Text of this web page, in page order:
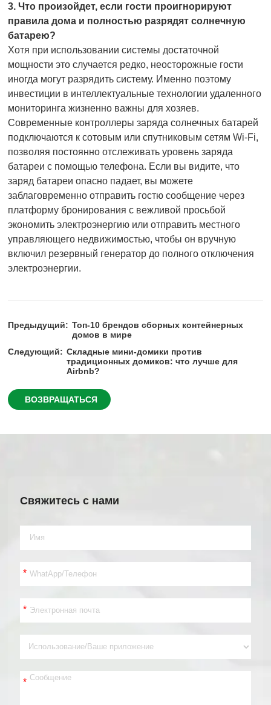
3. Что произойдет, если гости проигнорируют
правила дома и полностью разрядят солнечную
батарею?
Хотя при использовании системы достаточной
мощности это случается редко, неосторожные гости
иногда могут разрядить систему. Именно поэтому
инвестиции в интеллектуальные технологии удаленного
мониторинга жизненно важны для хозяев.
Современные контроллеры заряда солнечных батарей
подключаются к сотовым или спутниковым сетям Wi-Fi,
позволяя постоянно отслеживать уровень заряда
батареи с помощью телефона. Если вы видите, что
заряд батареи опасно падает, вы можете
заблаговременно отправить гостю сообщение через
платформу бронирования с вежливой просьбой
экономить электроэнергию или отправить местного
управляющего недвижимостью, чтобы он вручную
включил резервный генератор до полного отключения
электроэнергии.
Предыдущий: Топ-10 брендов сборных контейнерных
домов в мире
Следующий: Складные мини-домики против
традиционных домиков: что лучше для
Airbnb?
ВОЗВРАЩАТЬСЯ
Свяжитесь с нами
*
*
*